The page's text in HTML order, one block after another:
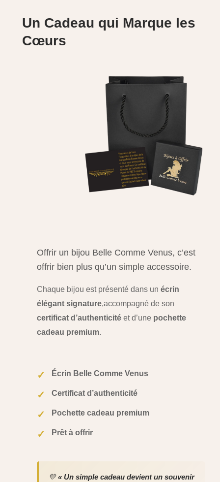
Un Cadeau qui Marque les
Cœurs
Offrir un bijou Belle Comme Venus, c’est
offrir bien plus qu’un simple accessoire.
Chaque bijou est présenté dans un écrin
élégant signature,accompagné de son
certificat d’authenticitéet d’une pochette
cadeau premium.
✓ Écrin Belle Comme Venus
✓ Certificat d’authenticité
✓ Pochette cadeau premium
✓ Prêt à offrir
💛« Un simple cadeau devient un souvenir